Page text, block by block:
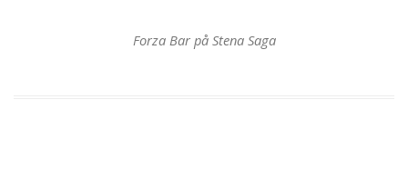
Forza Bar på Stena Saga